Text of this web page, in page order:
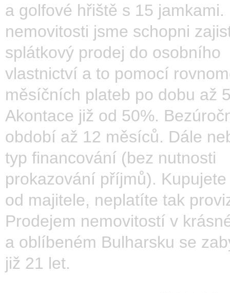
a golfové hřiště s 15 jamkami.
nemovitosti jsme schopni
splátkový prodej do osobního
vlastnictví a to pomocí
měsíčních plateb po dobu až
Akontace již od 50%.
období až 12 měsíců. Dále
typ financování (bez nutnosti
prokazování příjmů).
od majitele, neplatíte tak
Prodejem nemovitostí v
a oblíbeném Bulharsku se
již 21 let.